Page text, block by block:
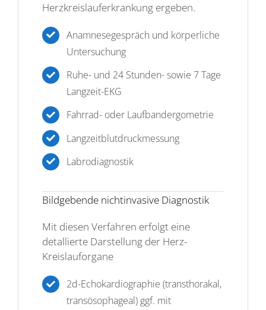
Herzkreislauferkrankung ergeben.
Anamnesegespräch und körperliche
Untersuchung
Ruhe- und 24 Stunden- sowie 7 Tage
Langzeit-EKG
Fahrrad- oder Laufbandergometrie
Langzeitblutdruckmessung
Labrodiagnostik
Bildgebende nichtinvasive Diagnostik
Mit diesen Verfahren erfolgt eine
detallierte Darstellung der Herz-
Kreislauforgane
2d-Echokardiographie (transthorakal,
transösophageal) ggf. mit